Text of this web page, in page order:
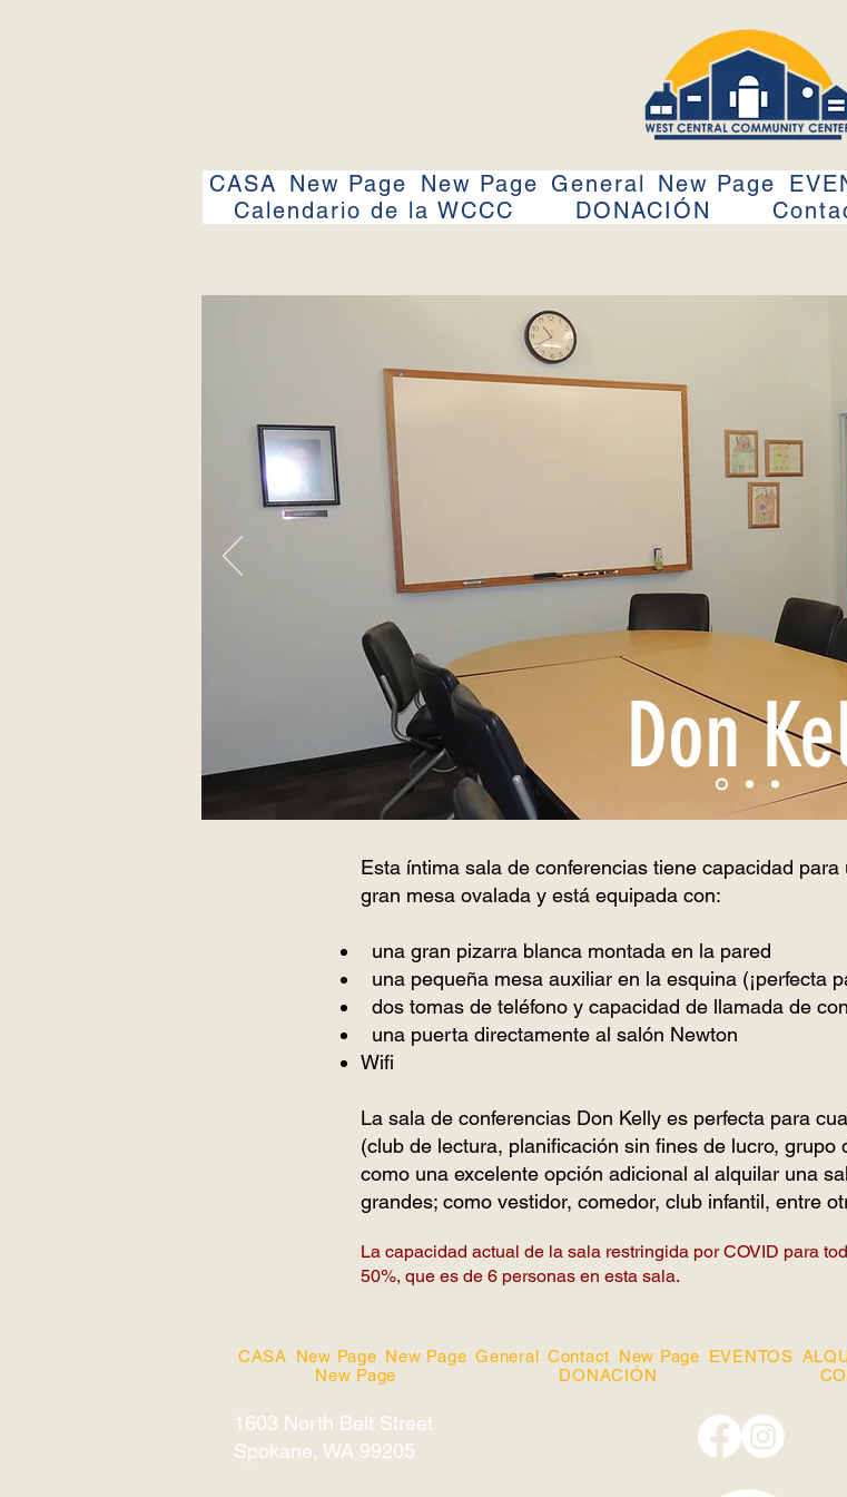
CASA New Page New Page General New Page
Calendario de la WCCC
DONACIÓN
Don
Esta íntima sala de conferencias tiene capacidad
gran mesa ovalada y está equipada con:
una gran pizarra blanca montada en la pared
una pequeña mesa auxiliar en la esquina (¡perfecta
dos tomas de teléfono y capacidad de llamada de
una puerta directamente al salón Newton
Wifi
La sala de conferencias Don Kelly es perfecta para
(club de lectura, planificación sin fines de lucro,
como una excelente opción adicional al alquilar una
grandes; como vestidor, comedor, club infantil, entre
La capacidad actual de la sala restringida por COVID para
50%, que es de 6 personas en esta sala.
CASA New Page New Page General Contact New Page EVENTOS
New Page
DONACIÓN
1603 North Belt Street
Spokane, WA 99205